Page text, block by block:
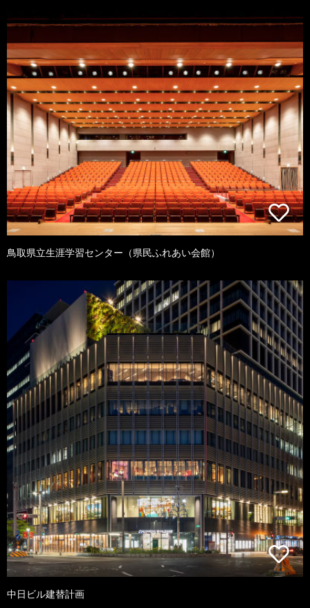
鳥取県立生涯学習センター（県民ふれあい会館）
中日ビル建替計画